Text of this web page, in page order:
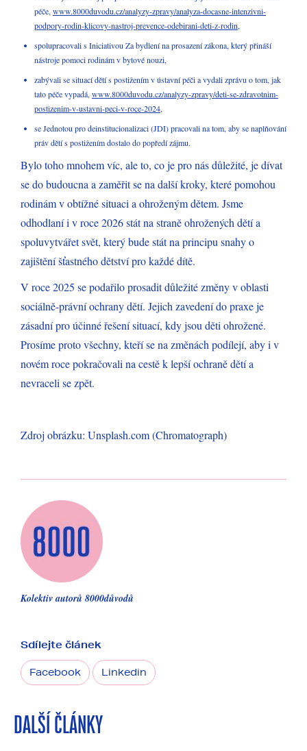
péče, www.8000duvodu.cz/analyzy-zpravy/analyza-docasne-intenzivni-
podpory-rodin-klicovy-nastroj-prevence-odebirani-deti-z-rodin,
spolupracovali s Iniciativou Za bydlení na prosazení zákona, který přináší
nástroje pomoci rodinám v bytové nouzi,
zabývali se situací dětí s postižením v ústavní péči a vydali zprávu o tom, jak
tato péče vypadá, www.8000duvodu.cz/analyzy-zpravy/deti-se-zdravotnim-
postizenim-v-ustavni-peci-v-roce-2024,
se Jednotou pro deinstitucionalizaci (JDI) pracovali na tom, aby se naplňování
práv dětí s postižením dostalo do popředí zájmu.
Bylo toho mnohem víc, ale to, co je pro nás důležité, je dívat
se do budoucna a zaměřit se na další kroky, které pomohou
rodinám v obtížné situaci a ohroženým dětem. Jsme
odhodlaní i v roce 2026 stát na straně ohrožených dětí a
spoluvytvářet svět, který bude stát na principu snahy o
zajištění šťastného dětství pro každé dítě.
V roce 2025 se podařilo prosadit důležité změny v oblasti
sociálně-právní ochrany dětí. Jejich zavedení do praxe je
zásadní pro účinné řešení situací, kdy jsou děti ohrožené.
Prosíme proto všechny, kteří se na změnách podílejí, aby i v
novém roce pokračovali na cestě k lepší ochraně dětí a
nevraceli se zpět.
Zdroj obrázku: Unsplash.com (Chromatograph)
Kolektiv autorů 8000důvodů
Sdílejte článek
Facebook Linkedin
DALŠÍ ČLÁNKY